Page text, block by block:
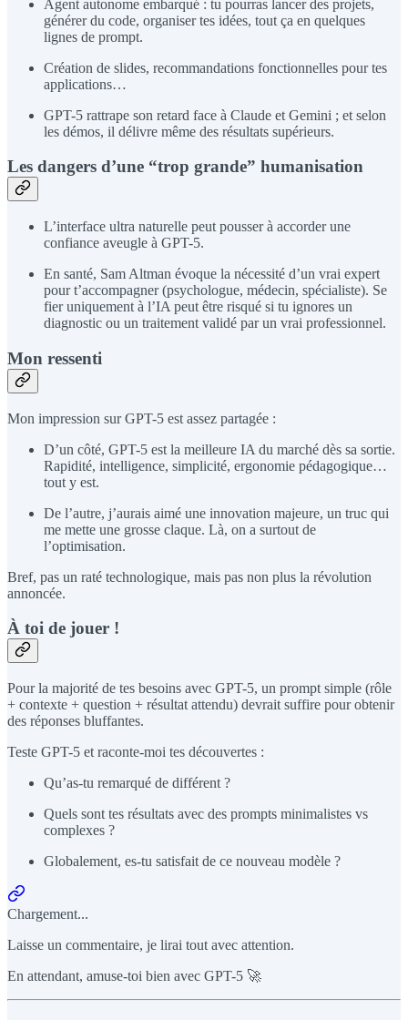
Agent autonome embarqué : tu pourras lancer des projets,
générer du code, organiser tes idées, tout ça en quelques
lignes de prompt.
Création de slides, recommandations fonctionnelles pour tes
applications…
GPT-5 rattrape son retard face à Claude et Gemini ; et selon
les démos, il délivre même des résultats supérieurs.
Les dangers d’une “trop grande” humanisation
L’interface ultra naturelle peut pousser à accorder une
confiance aveugle à GPT-5.
En santé, Sam Altman évoque la nécessité d’un vrai expert
pour t’accompagner (psychologue, médecin, spécialiste). Se
fier uniquement à l’IA peut être risqué si tu ignores un
diagnostic ou un traitement validé par un vrai professionnel.
Mon ressenti
Mon impression sur GPT-5 est assez partagée :
D’un côté, GPT-5 est la meilleure IA du marché dès sa sortie.
Rapidité, intelligence, simplicité, ergonomie pédagogique…
tout y est.
De l’autre, j’aurais aimé une innovation majeure, un truc qui
me mette une grosse claque. Là, on a surtout de
l’optimisation.
Bref, pas un raté technologique, mais pas non plus la révolution
annoncée.
À toi de jouer !
Pour la majorité de tes besoins avec GPT-5, un prompt simple (rôle
+ contexte + question + résultat attendu) devrait suffire pour obtenir
des réponses bluffantes.
Teste GPT-5 et raconte-moi tes découvertes :
Qu’as-tu remarqué de différent ?
Quels sont tes résultats avec des prompts minimalistes vs
complexes ?
Globalement, es-tu satisfait de ce nouveau modèle ?
Chargement...
Laisse un commentaire, je lirai tout avec attention.
En attendant, amuse-toi bien avec GPT-5 🚀